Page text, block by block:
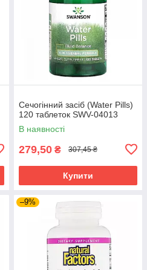
Сечогінний засіб (Water Pills)
120 таблеток SWV-04013
В наявності
279,50 ₴ 307,45 ₴
Купити
–9%